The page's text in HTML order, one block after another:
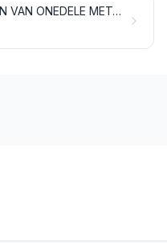
ALLERLEI WERKEN VAN ONEDELE METALEN